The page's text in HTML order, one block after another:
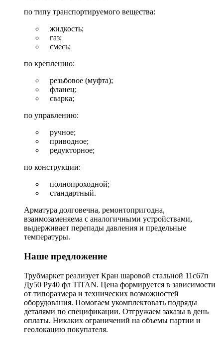
по типу транспортируемого вещества:
жидкость;
газ;
смесь;
по креплению:
резьбовое (муфта);
фланец;
сварка;
по управлению:
ручное;
приводное;
редукторное;
по конструкции:
полнопроходной;
стандартный.
Арматура долговечна, ремонтопригодна,
взаимозаменяема с аналогичными устройствами,
выдерживает перепады давления и предельные
температуры.
Наше предложение
Трубмаркет реализует Кран шаровой стальной 11с67п
Ду50 Ру40 фл TITAN. Цена формируется в зависимости
от типоразмера и технических возможностей
оборудования. Помогаем укомплектовать подряды
деталями по спецификации. Отгружаем заказы в день
оплаты. Никаких ограничений на объемы партии и
геолокацию покупателя.